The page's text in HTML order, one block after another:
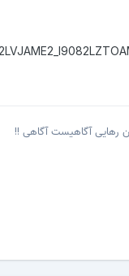
رهایی آگاهیست آگاهی !!